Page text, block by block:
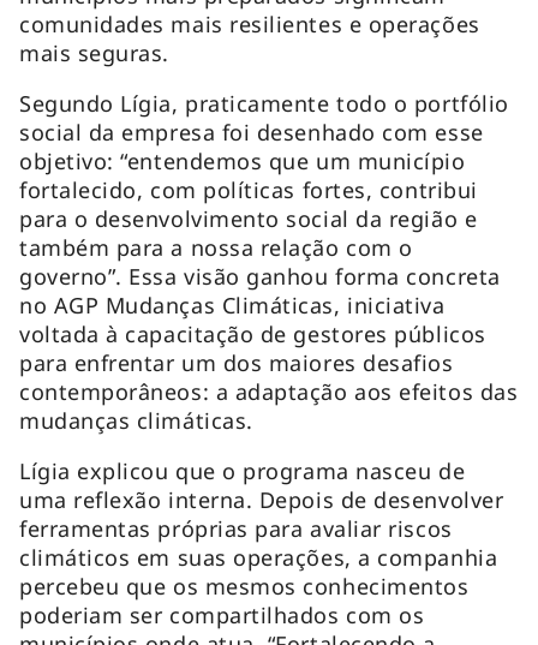
comunidades mais resilientes e operações
mais seguras.
Segundo Lígia, praticamente todo o portfólio
social da empresa foi desenhado com esse
objetivo: “entendemos que um município
fortalecido, com políticas fortes, contribui
para o desenvolvimento social da região e
também para a nossa relação com o
governo”. Essa visão ganhou forma concreta
no AGP Mudanças Climáticas, iniciativa
voltada à capacitação de gestores públicos
para enfrentar um dos maiores desafios
contemporâneos: a adaptação aos efeitos das
mudanças climáticas.
Lígia explicou que o programa nasceu de
uma reflexão interna. Depois de desenvolver
ferramentas próprias para avaliar riscos
climáticos em suas operações, a companhia
percebeu que os mesmos conhecimentos
poderiam ser compartilhados com os